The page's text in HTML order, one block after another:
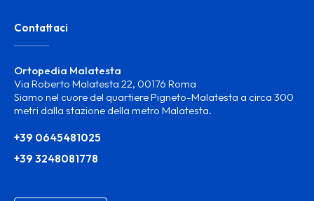
Contattaci
Ortopedia Malatesta
Via Roberto Malatesta 22, 00176 Roma
Siamo nel cuore del quartiere Pigneto-Malatesta a circa 300
metri dalla stazione della metro Malatesta.
+39 0645481025
+39 3248081778